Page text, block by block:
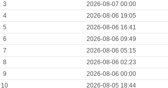
3
2026-08-07 00:00
4
2026-08-06 19:05
5
2026-08-06 16:41
6
2026-08-06 09:49
7
2026-08-06 05:15
8
2026-08-06 02:23
9
2026-08-06 00:00
10
2026-08-05 18:44